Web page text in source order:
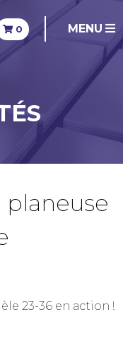
0 MENU
23-36 en action !